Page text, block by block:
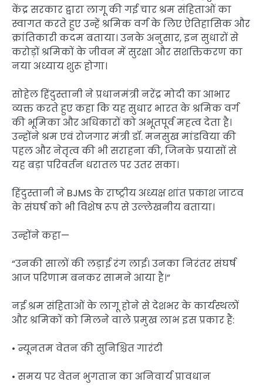
केंद्र सरकार द्वारा लागू की गई चार श्रम संहिताओं का
स्वागत करते हुए उन्हें श्रमिक वर्ग के लिए ऐतिहासिक और
क्रांतिकारी कदम बताया। उनके अनुसार, इन सुधारों से
करोड़ों श्रमिकों के जीवन में सुरक्षा और सशक्तिकरण का
नया अध्याय शुरू होगा।
सोहेल हिंदुस्तानी ने प्रधानमंत्री नरेंद्र मोदी का आभार
व्यक्त करते हुए कहा कि यह सुधार भारत के श्रमिक वर्ग
की भूमिका और अधिकारों को अभूतपूर्व महत्व देता है।
उन्होंने श्रम एवं रोजगार मंत्री डॉ. मनसुख मांडविया की
पहल और नेतृत्व की भी सराहना की, जिनके प्रयासों से
यह बड़ा परिवर्तन धरातल पर उतर सका।
हिंदुस्तानी ने BJMS के राष्ट्रीय अध्यक्ष शांत प्रकाश जाटव
के संघर्ष को भी विशेष रूप से उल्लेखनीय बताया।
उन्होंने कहा—
“उनकी सालों की लड़ाई रंग लाई। उनका निरंतर संघर्ष
आज परिणाम बनकर सामने आया है।”
नई श्रम संहिताओं के लागू होने से देशभर के कार्यस्थलों
और श्रमिकों को मिलने वाले प्रमुख लाभ इस प्रकार हैं:
• न्यूनतम वेतन की सुनिश्चित गारंटी
• समय पर वेतन भुगतान का अनिवार्य प्रावधान